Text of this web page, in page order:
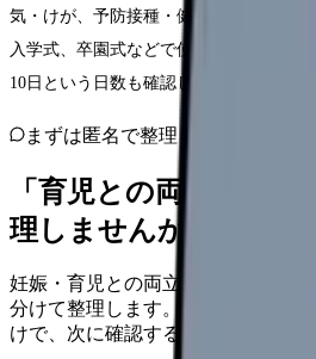
気・けが、予防接種・健康診断、感染症
入学式、卒園式などで使える制度です
10日という日数も確認しておきましょう
まずは匿名で整理
「育児との両立」を
理しませんか。
妊娠・育児との両立を、体調・勤
分けて整理します。 「育児との両
けで、次に確認することまで進めま